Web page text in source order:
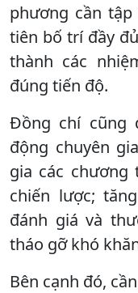
phương cần
tiên bố trí đầy
thành các
đúng tiến độ.
Đồng chí cũng
động chuyên
gia các chương
chiến lược;
đánh giá và
tháo gỡ khó
Bên cạnh đó,